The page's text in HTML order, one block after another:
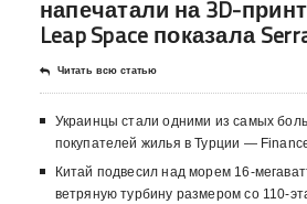
напечатали на 3D-
Leap Space показала
Читать всю статью
Украинцы стали одними из самых
покупателей жилья в Турции —
Китай подвесил над морем 16-
ветряную турбину размером со 110-